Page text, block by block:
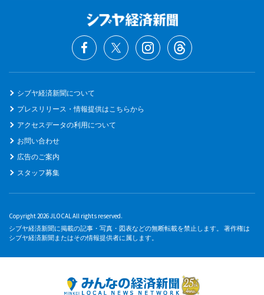
シブヤ経済新聞について
プレスリリース・情報提供はこちらから
アクセスデータの利用について
お問い合わせ
広告のご案内
スタッフ募集
Copyright 2026 JLOCAL All rights reserved.
シブヤ経済新聞に掲載の記事・写真・図表などの無断転載を禁止します。 著作権は
シブヤ経済新聞またはその情報提供者に属します。